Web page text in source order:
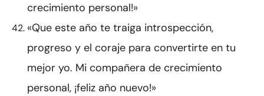
crecimiento personal!»
«Que este año te traiga introspección,
progreso y el coraje para convertirte en tu
mejor yo. Mi compañera de crecimiento
personal, ¡feliz año nuevo!»